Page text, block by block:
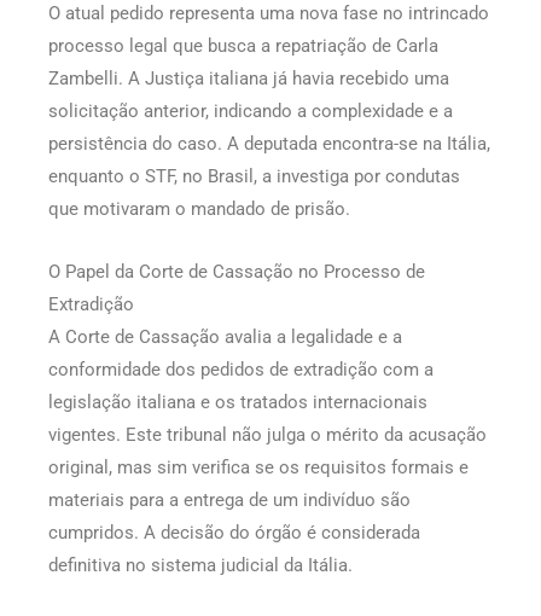
O atual pedido representa uma nova fase no intrincado
processo legal que busca a repatriação de Carla
Zambelli. A Justiça italiana já havia recebido uma
solicitação anterior, indicando a complexidade e a
persistência do caso. A deputada encontra-se na Itália,
enquanto o STF, no Brasil, a investiga por condutas
que motivaram o mandado de prisão.
O Papel da Corte de Cassação no Processo de
Extradição
A Corte de Cassação avalia a legalidade e a
conformidade dos pedidos de extradição com a
legislação italiana e os tratados internacionais
vigentes. Este tribunal não julga o mérito da acusação
original, mas sim verifica se os requisitos formais e
materiais para a entrega de um indivíduo são
cumpridos. A decisão do órgão é considerada
definitiva no sistema judicial da Itália.